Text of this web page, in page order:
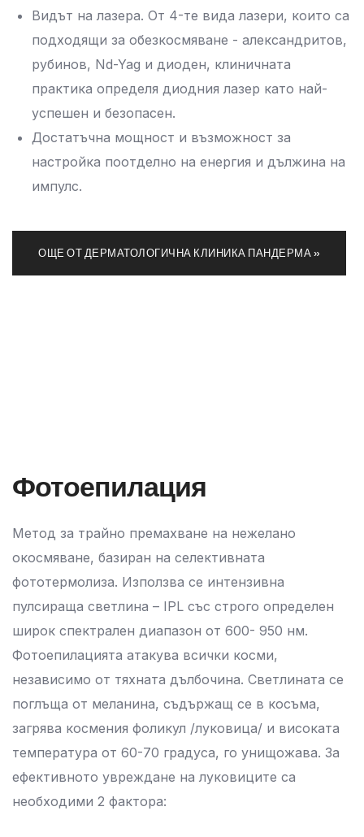
Видът на лазера. От 4-те вида лазери, които са
подходящи за обезкосмяване - александритов,
рубинов, Nd-Yag и диоден, клиничната
практика определя диодния лазер като най-
успешен и безопасен.
Достатъчна мощност и възможност за
настройка поотделно на енергия и дължина на
импулс.
ОЩЕ ОТ ДЕРМАТОЛОГИЧНА КЛИНИКА ПАНДЕРМА »
Фотоепилация
Метод за трайно премахване на нежелано
окосмяване, базиран на селективната
фототермолиза. Използва се интензивна
пулсираща светлина – IPL със строго определен
широк спектрален диапазон от 600- 950 нм.
Фотоепилацията атакува всички косми,
независимо от тяхната дълбочина. Светлината се
поглъща от меланина, съдържащ се в косъма,
загрява космения фоликул /луковица/ и високата
температура от 60-70 градуса, го унищожава. За
ефективното увреждане на луковиците са
необходими 2 фактора: